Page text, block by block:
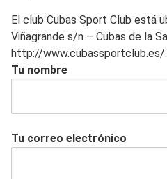
El club Cubas Sport Club está
Viñagrande s/n – Cubas de la
http://www.cubassportclub.es/.
Tu nombre
Tu correo electrónico